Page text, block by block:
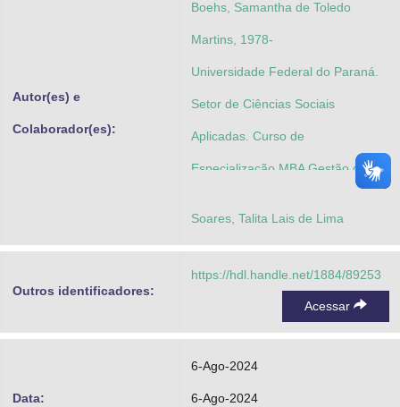
Autor(es) e
Colaborador(es):
Boehs, Samantha de Toledo
Martins, 1978-
Universidade Federal do Paraná.
Setor de Ciências Sociais
Aplicadas. Curso de
Especialização MBA Gestão de
Soares, Talita Lais de Lima
Outros identificadores:
https://hdl.handle.net/1884/89253
Acessar
Data:
6-Ago-2024
6-Ago-2024